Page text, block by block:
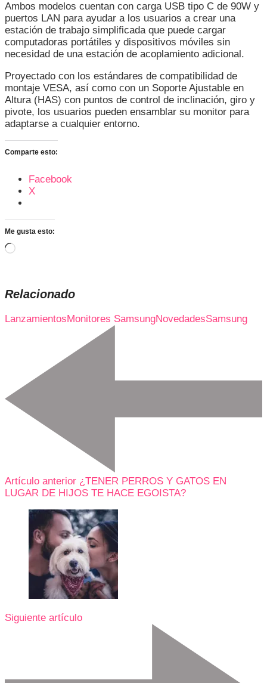
Ambos modelos cuentan con carga USB tipo C de 90W y
puertos LAN para ayudar a los usuarios a crear una
estación de trabajo simplificada que puede cargar
computadoras portátiles y dispositivos móviles sin
necesidad de una estación de acoplamiento adicional.
Proyectado con los estándares de compatibilidad de
montaje VESA, así como con un Soporte Ajustable en
Altura (HAS) con puntos de control de inclinación, giro y
pivote, los usuarios pueden ensamblar su monitor para
adaptarse a cualquier entorno.
Comparte esto:
Facebook
X
Me gusta esto:
Cargando...
Relacionado
LanzamientosMonitores SamsungNovedadesSamsung
Artículo anterior ¿TENER PERROS Y GATOS EN
LUGAR DE HIJOS TE HACE EGOISTA?
Siguiente artículo